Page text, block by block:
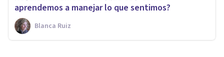
aprendemos a manejar lo que sentimos?
Blanca Ruiz